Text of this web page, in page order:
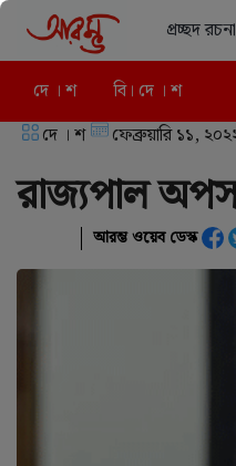
প্রচ্ছদ রচনা
দে । শ বি। দে । শ
দে । শ ফেব্রুয়ারি ১১,
রাজ্যপাল
আরম্ভ ওয়েব ডেস্ক